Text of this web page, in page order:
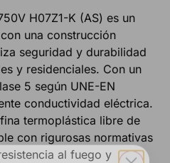
H07Z1-K (AS) es un
una construcción
seguridad y durabilidad
y residenciales. Con un
5 según UNE-EN
conductividad eléctrica.
termoplástica libre de
con rigurosas normativas
al fuego y